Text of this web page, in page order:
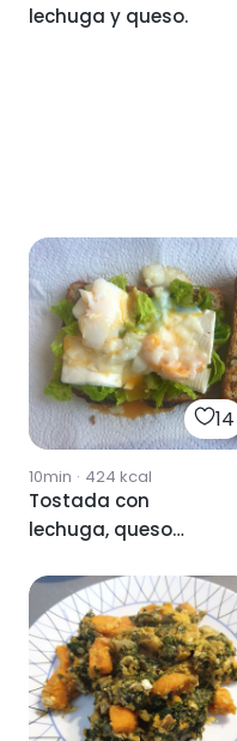
lechuga y queso.
14
10min · 424 kcal
Tostada con
lechuga, queso